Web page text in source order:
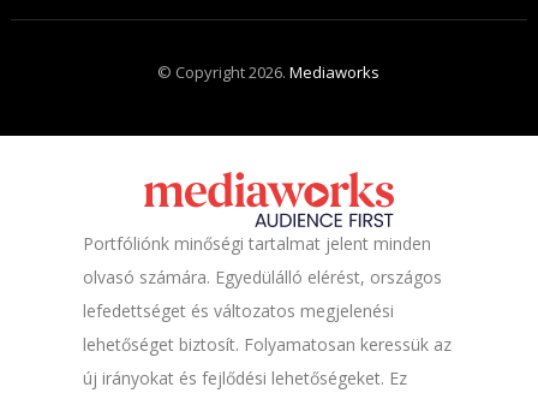
© Copyright 2026.Mediaworks
Portfóliónk minőségi tartalmat jelent minden
olvasó számára. Egyedülálló elérést, országos
lefedettséget és változatos megjelenési
lehetőséget biztosít. Folyamatosan keressük az
új irányokat és fejlődési lehetőségeket. Ez